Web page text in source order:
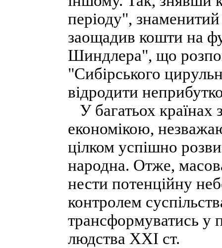
періоду",
заощадив кошти на
Шиндлера", що
"Сибірського
відродити
У багатьох
економікою,
цілком успішно
народна. Отже,
нести потенційну
контролем
трансформуватись у
людства XXI ст.